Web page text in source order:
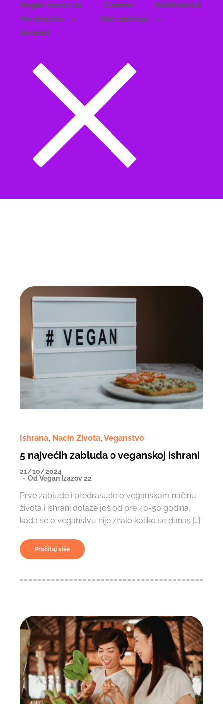
Vegan Izazov 22 O nama
Nutricionisti
Mentorstvo
Više sadržaja
Kontakt
Ishrana, Nacin Zivota, Veganstvo
5 najvećih zabluda o veganskoj ishrani
21/10/2024
OdVegan Izazov 22
Prve zablude i predrasude o veganskom načinu
života i ishrani dolaze još od pre 40-50 godina,
kada se o veganstvu nije znalo koliko se danas […]
Pročitaj više